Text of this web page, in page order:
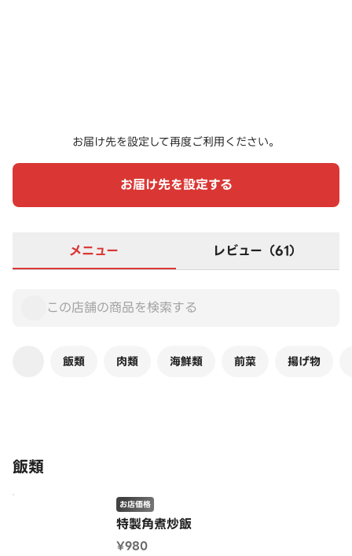
お届け先を設定して再度ご利用ください。
お届け先を設定する
メニュー レビュー（61）
飯類 肉類 海鮮類 前菜 揚げ物
飯類
特製角煮炒飯
お店価格
¥980